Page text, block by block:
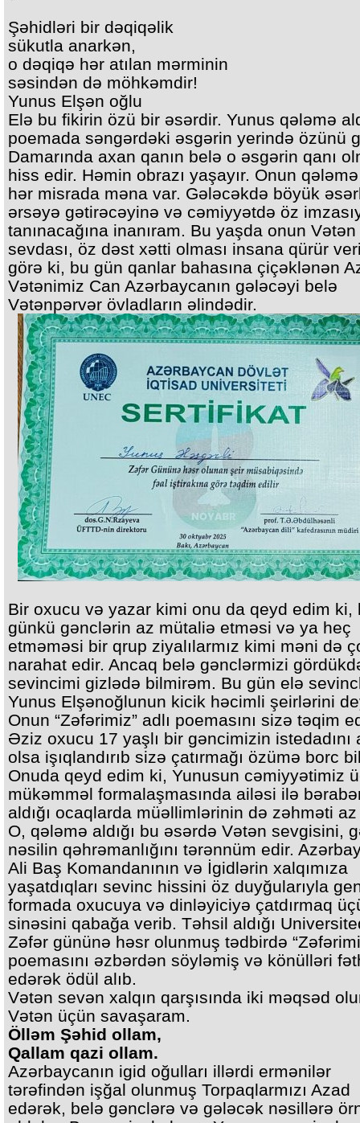
Şəhidləri bir dəqiqəlik
sükutla anarkən,
o dəqiqə hər atılan mərminin
səsindən də möhkəmdir!
Yunus Elşən oğlu
Elə bu fikirin özü bir əsərdir. Yunus qələmə
poemada səngərdəki əsgərin yerində özünü
Damarında axan qanın belə o əsgərin qanı
hiss edir. Həmin obrazı yaşayır. Onun qələmə
hər misrada məna var. Gələcəkdə böyük
ərsəyə gətirəcəyinə və cəmiyyətdə öz
tanınacağına inanıram. Bu yaşda onun Vətən
sevdası, öz dəst xətti olması insana qürür
görə ki, bu gün qanlar bahasına çiçəklənən
Vətənimiz Can Azərbaycanın gələcəyi belə
Vətənpərvər övladların əlindədir.
Bir oxucu və yazar kimi onu da qeyd edim ki,
günkü gənclərin az mütaliə etməsi və ya heç
etməməsi bir qrup ziyalılarmız kimi məni də
narahat edir. Ancaq belə gənclərmizi
sevincimi gizlədə bilmirəm. Bu gün elə
Yunus Elşənoğlunun kicik həcimli şeirlərini
Onun “Zəfərimiz” adlı poemasını sizə təqim
Əziz oxucu 17 yaşlı bir gəncimizin istedadını
olsa işıqlandırıb sizə çatırmağı özümə borc
Onuda qeyd edim ki, Yunusun cəmiyyətimiz
mükəmməl formalaşmasında ailəsi ilə
aldığı ocaqlarda müəllimlərinin də zəhməti
O, qələmə aldığı bu əsərdə Vətən sevgisini,
nəsilin qəhrəmanlığını tərənnüm edir.
Ali Baş Komandanının və İgidlərin xalqımıza
yaşatdıqları sevinc hissini öz duyğularıyla
formada oxucuya və dinləyiciyə çatdırmaq
sinəsini qabağa verib. Təhsil aldığı
Zəfər gününə həsr olunmuş tədbirdə
poemasını əzbərdən söyləmiş və könülləri
edərək ödül alıb.
Vətən sevən xalqın qarşısında iki məqsəd
Vətən üçün savaşaram.
Ölləm Şəhid ollam,
Qallam qazi ollam.
Azərbaycanın igid oğulları illərdi ermənilər
tərəfindən işğal olunmuş Torpaqlarmızı Azad
edərək, belə gənclərə və gələcək nəsillərə